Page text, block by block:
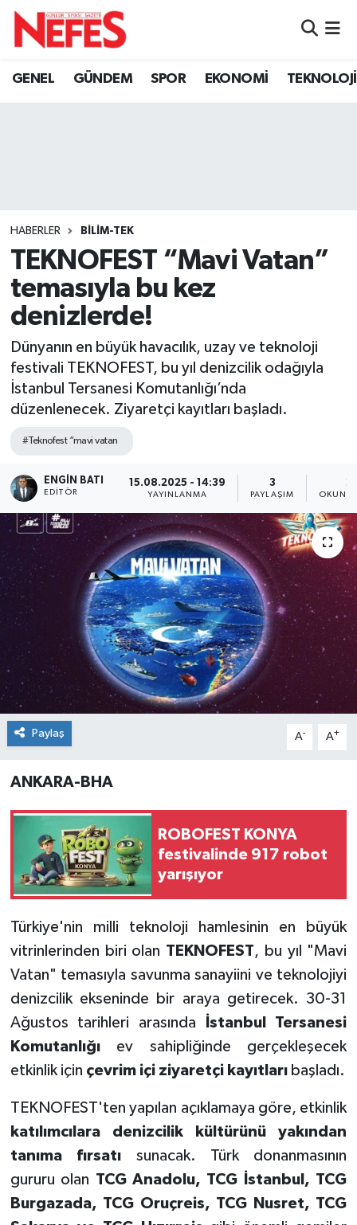
GENEL GÜNDEM SPOR EKONOMİ TEKNOLOJİ
HABERLER BİLİM-TEK
TEKNOFEST “Mavi Vatan”
temasıyla bu kez
denizlerde!
Dünyanın en büyük havacılık, uzay ve teknoloji
festivali TEKNOFEST, bu yıl denizcilik odağıyla
İstanbul Tersanesi Komutanlığı’nda
düzenlenecek. Ziyaretçi kayıtları başladı.
#Teknofest “mavi vatan
ENGIN BATI
EDITÖR
15.08.2025 - 14:39
YAYINLANMA
3
PAYLAŞIM
2
Paylaş A- A+
ANKARA-BHA
ROBOFEST KONYA
festivalinde 917 robot
yarışıyor
Türkiye'nin milli teknoloji hamlesinin en büyük
vitrinlerinden biri olan TEKNOFEST, bu yıl "Mavi
Vatan" temasıyla savunma sanayiini ve teknolojiyi
denizcilik ekseninde bir araya getirecek. 30-31
Ağustos tarihleri arasında
İstanbul Tersanesi
Komutanlığıev sahipliğinde gerçekleşecek
etkinlik için çevrim içi ziyaretçi kayıtlarıbaşladı.
TEKNOFEST'ten yapılan açıklamaya göre, etkinlik
katılımcılara denizcilik kültürünü yakından
tanıma fırsatı sunacak. Türk donanmasının
gururu olan TCG Anadolu, TCG İstanbul, TCG
Burgazada, TCG Oruçreis, TCG Nusret, TCG
Hava Durumu
Süper Lig Puan Durumu ve Fikstür
Tüm Manşetler
Son Dakika Haberleri
Haber Arşivi